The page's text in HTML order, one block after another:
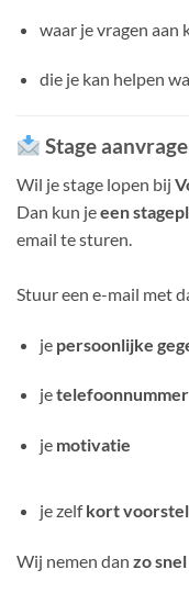
waar je vragen aan
die je kan helpen
Stage
Wil je stage lopen bij
Dan kun jeeen
email te sturen.
Stuur een e-mail met
je persoonlijke
jetelefoonnummer
je motivatie
je zelfkort
Wij nemen dan zo